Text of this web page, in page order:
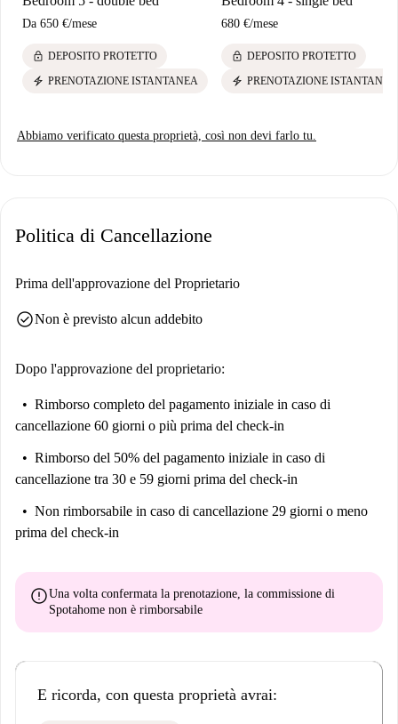
Da 650 €/mese
lock DEPOSITO PROTETTO
electric_bolt PRENOTAZIONE ISTANTANEA
680 €/mese
lock DEPOSITO PROTETTO
electric_bolt PRENOTAZIONE ISTANTANEA
Abbiamo verificato questa proprietà, così non devi farlo tu.
Politica di Cancellazione
Prima dell'approvazione del Proprietario
check_circleNon è previsto alcun addebito
Dopo l'approvazione del proprietario:
Rimborso completo del pagamento iniziale in caso di
cancellazione 60 giorni o più prima del check-in
Rimborso del 50% del pagamento iniziale in caso di
cancellazione tra 30 e 59 giorni prima del check-in
Non rimborsabile in caso di cancellazione 29 giorni o meno
prima del check-in
errorUna volta confermata la prenotazione, la commissione di
Spotahome non è rimborsabile
E ricorda, con questa proprietà avrai: